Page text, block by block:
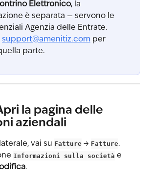
Elettronico, la
è separata — servono le
Agenzia delle Entrate.
support@amenitiz.com per
parte.
la pagina delle
aziendali
vai su Fatture → Fatture.
Informazioni sulla società e
.